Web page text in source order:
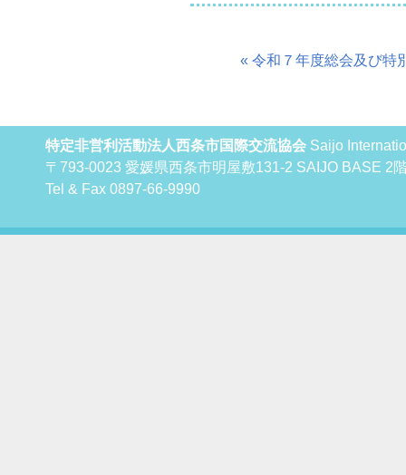
« 令和７年度総会及び特
特定非営利活動法人西条市国際交流協会 Saijo
〒793-0023 愛媛県西条市明屋敷131-2 SAIJO BASE 2
Tel & Fax 0897-66-9990